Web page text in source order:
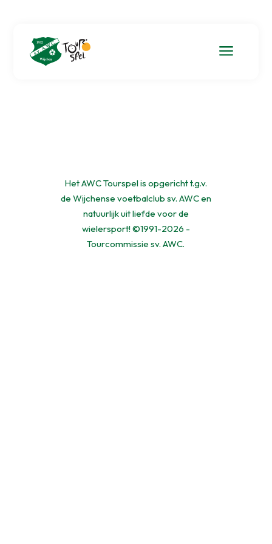
a
Het AWC Tourspel is opgericht t.g.v.
de Wijchense voetbalclub sv. AWC en
natuurlijk uit liefde voor de
wielersport! ©1991-2026 -
Tourcommissie sv. AWC.